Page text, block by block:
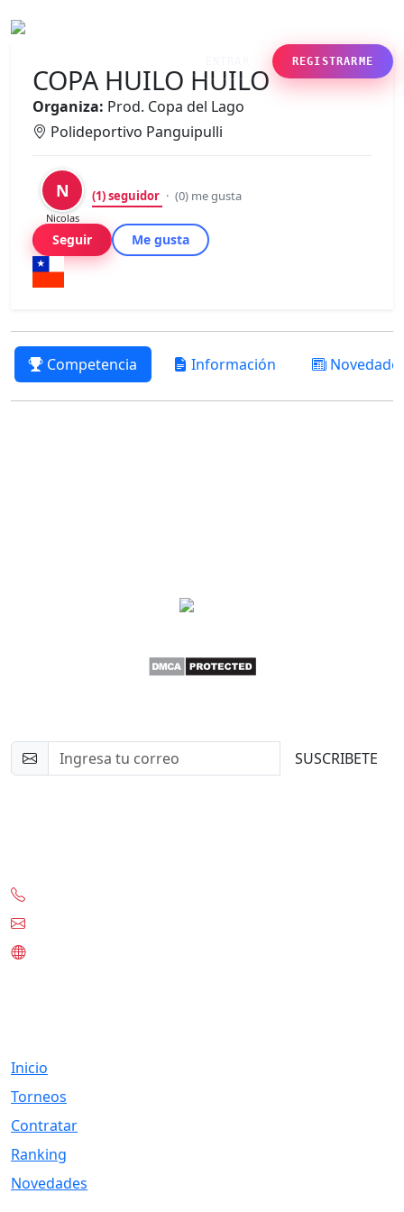
REGISTRARME
COPA HUILO HUILO
Organiza: Prod. Copa del Lago
Polideportivo Panguipulli
N
Nicolas
(1)seguidor · (0) me gusta
Seguir Me gusta
Competencia Información
SUSCRIBETE
Inicio
Torneos
Contratar
Ranking
Novedades